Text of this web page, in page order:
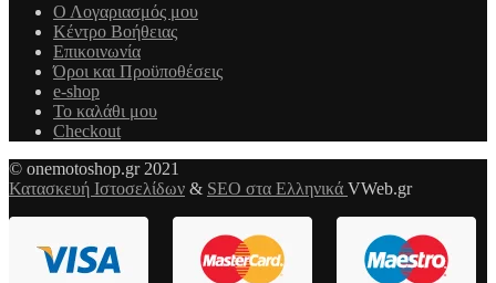
Ο Λογαριασμός μου
Κέντρο Βοήθειας
Επικοινωνία
Όροι και Προϋποθέσεις
e-shop
Το καλάθι μου
Checkout
© onemotoshop.gr 2021
Κατασκευή Ιστοσελίδων & SEO στα Ελληνικά VWeb.gr